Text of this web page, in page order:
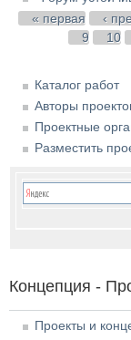
Страницы
« первая ‹
9
10
Каталог работ
Авторы
Проектные
Разместить
Концепция -
Проекты и